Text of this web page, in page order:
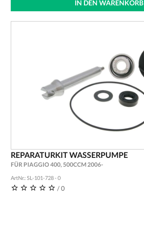
IN DEN WARENKORB
REPARATURKIT WASSERPUMPE
FÜR PIAGGIO 400, 500CCM 2006-
ArtNr.: SL-101-728 - 0
/ 0